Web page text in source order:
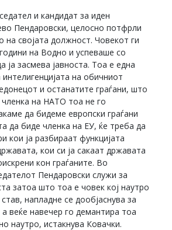
и кандидат за иден
Пендаровски, целосно потфрли
својата должност. Човекот ги
на Водно и успеваше со
ја засмева јавноста. Тоа е една
на обичниот
и останатите граѓани, што
на НАТО тоа не го
да бидеме европски граѓани
да биде членка на ЕУ, ќе треба да
кои ја разбираат функцијата
кои си ја сакаат државата
кон граѓаните. Во
Пендаровски служи за
затоа што тоа е човек кој наутро
напладне се дообјаснува за
а веќе навечер го демантира тоа
наутро, истакнува Ковачки.